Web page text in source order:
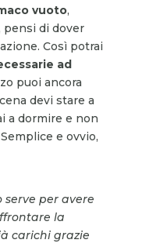
vuoto,
pensi di dover
Così potrai
ad
puoi ancora
devi stare a
a dormire e non
e ovvio,
per avere
la
carichi grazie